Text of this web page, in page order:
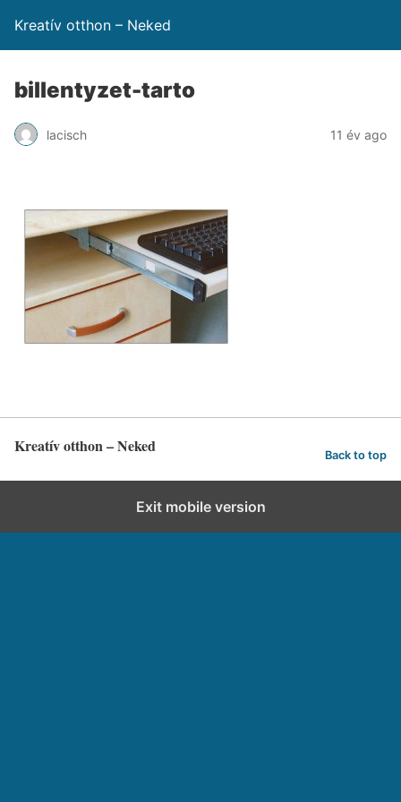
Kreatív otthon – Neked
billentyzet-tarto
lacisch 11 év ago
Kreatív otthon – Neked Back to top
Exit mobile version